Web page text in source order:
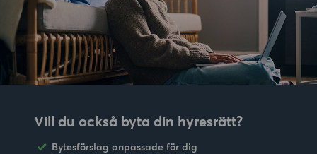
Vill du också byta din hyresrätt?
Bytesförslag anpassade för dig